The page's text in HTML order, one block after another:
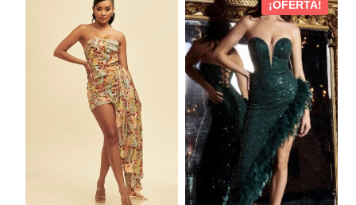
PRODUCTO
MÚLTIPLES
VARIANTES.
OPCIONES
¡OFERTA!
PRODUCTO
TIENE
MÚLTIPLES
VARIANTES.
LAS
OPCIONES
SE
PUEDEN
ELEGIR
EN